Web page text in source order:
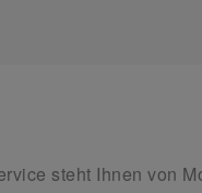
steht Ihnen von